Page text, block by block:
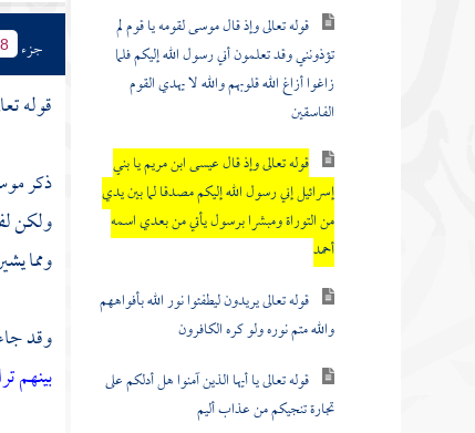
قوله تعالى وإذ قال موسى لقومه يا قوم لم
تؤذونني وقد تعلمون أني رسول الله إليكم فلما
زاغوا أزاغ الله قلوبهم والله لا يهدي القوم
الفاسقين
قوله تعالى وإذ قال عيسى ابن مريم يا بني
إسرائيل إني رسول الله إليكم مصدقا لما بين يدي
من التوراة ومبشرا برسول يأتي من بعدي اسمه
أحمد
قوله تعالى يريدون ليطفئوا نور الله بأفواههم
والله متم نوره ولو كره الكافرون
قوله تعالى يا أيها الذين آمنوا هل أدلكم على
تجارة تنجيكم من عذاب أليم
جزء 8
قوله
ذكر
ولكن
ومما
وقد
بينهم